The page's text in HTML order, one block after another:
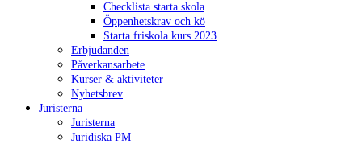
Checklista starta skola
Öppenhetskrav och kö
Starta friskola kurs 2023
Erbjudanden
Påverkansarbete
Kurser & aktiviteter
Nyhetsbrev
Juristerna
Juristerna
Juridiska PM